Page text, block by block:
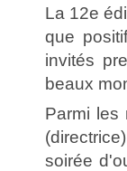
La 12e
que
invités
beaux
Parmi les
soirée